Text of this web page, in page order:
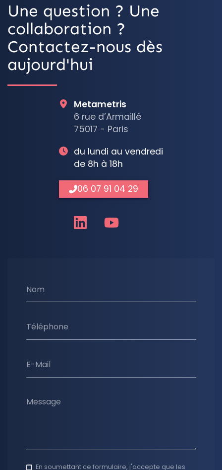
Une question ? Une
collaboration ?
Contactez-nous dès
aujourd'hui
Nom
Téléphone
E-Mail
Message
En soumettant ce formulaire, j'accepte que les
Metametris
6 rue d’Armaillé
75017 - Paris
du lundi au vendredi
de 8h à 18h
06 07 91 04 29